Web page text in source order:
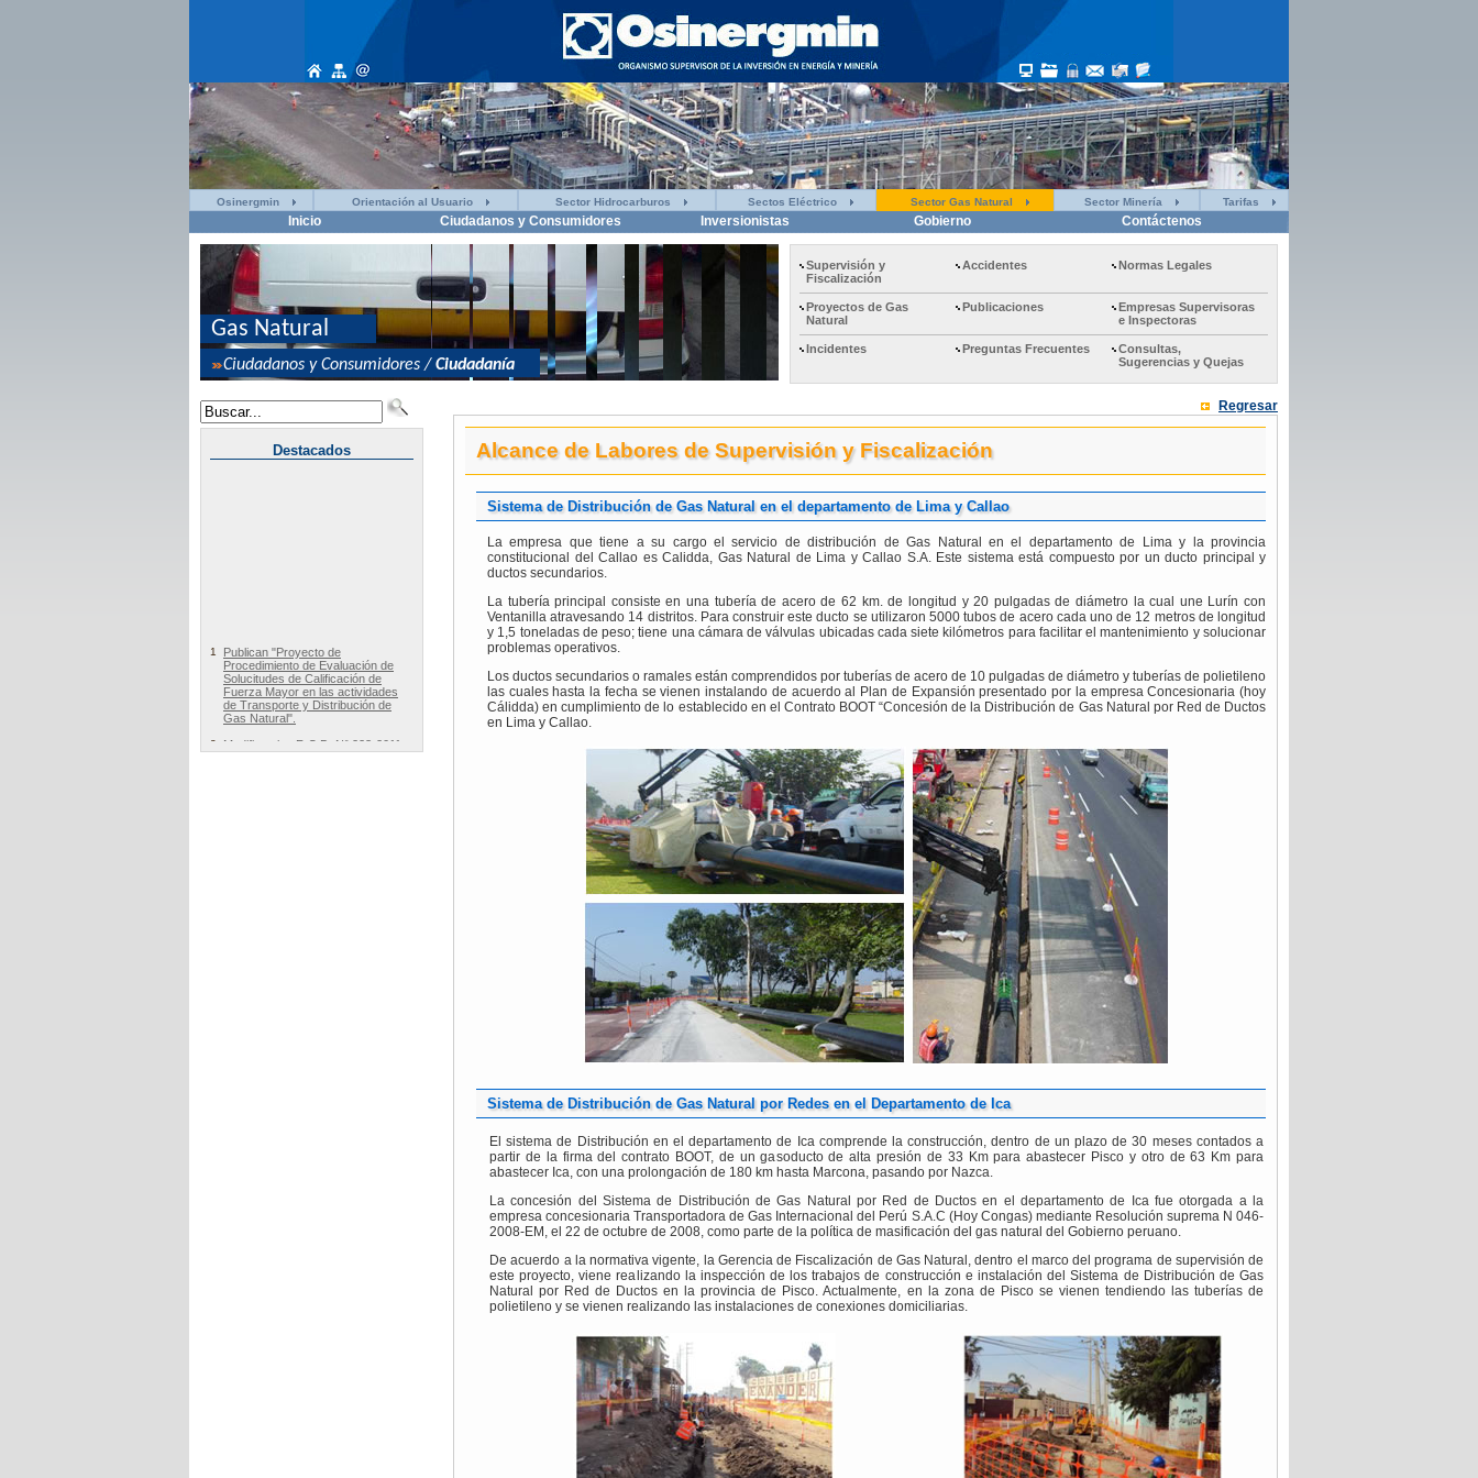
Osinergmin Orientación al Usuario Sector Hidrocarburos Sectos Eléctrico Sector Gas Natural Sector Minería Tarifas
Inicio Ciudadanos y Consumidores Inversionistas Gobierno Contáctenos
Supervisión y
Fiscalización
Accidentes Normas Legales
Proyectos de Gas
Natural
Publicaciones
Empresas Supervisoras
e Inspectoras
Incidentes Preguntas Frecuentes
Consultas,
Sugerencias y Quejas